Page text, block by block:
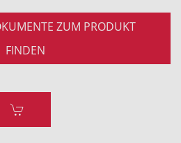
ZUM PRODUKT
FINDEN